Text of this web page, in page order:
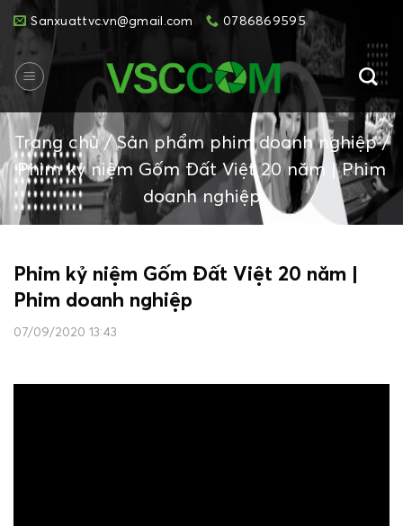
content
Sanxuattvc.vn@gmail.com 0786869595
Trang chủ/Sản phẩm phim doanh nghiệp/
Phim kỷ niệm Gốm Đất Việt 20 năm | Phim
doanh nghiệp
Phim kỷ niệm Gốm Đất Việt 20 năm |
Phim doanh nghiệp
07/09/2020 13:43